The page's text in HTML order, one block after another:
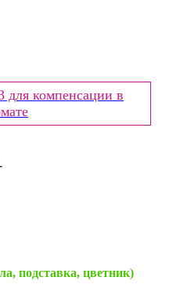
компенсации в
цветник)